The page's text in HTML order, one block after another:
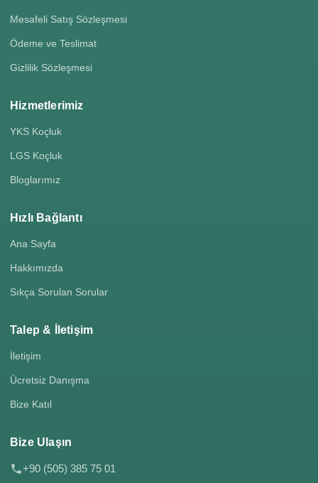
Mesafeli Satış Sözleşmesi
Ödeme ve Teslimat
Gizlilik Sözleşmesi
Hizmetlerimiz
YKS Koçluk
LGS Koçluk
Bloglarımız
Hızlı Bağlantı
Ana Sayfa
Hakkımızda
Sıkça Sorulan Sorular
Talep & İletişim
İletişim
Ücretsiz Danışma
Bize Katıl
Bize Ulaşın
+90 (505) 385 75 01